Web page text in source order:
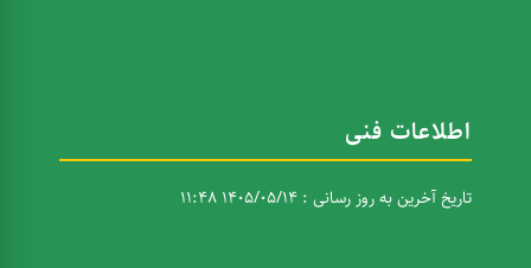
اطلاعات فنی
تاریخ آخرین به روز رسانی : 1405/05/14 11:48